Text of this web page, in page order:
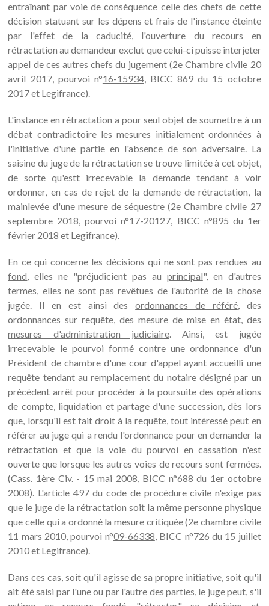
entraînant par voie de conséquence celle des chefs de cette
décision statuant sur les dépens et frais de l'instance éteinte
par l'effet de la caducité, l'ouverture du recours en
rétractation au demandeur exclut que celui-ci puisse interjeter
appel de ces autres chefs du jugement (2e Chambre civile 20
avril 2017, pourvoi n°16-15934, BICC 869 du 15 octobre
2017 et Legifrance).
L'instance en rétractation a pour seul objet de soumettre à un
débat contradictoire les mesures initialement ordonnées à
l'initiative d'une partie en l'absence de son adversaire. La
saisine du juge de la rétractation se trouve limitée à cet objet,
de sorte qu'estt irrecevable la demande tendant à voir
ordonner, en cas de rejet de la demande de rétractation, la
mainlevée d'une mesure de séquestre (2e Chambre civile 27
septembre 2018, pourvoi n°17-20127, BICC n°895 du 1er
février 2018 et Legifrance).
En ce qui concerne les décisions qui ne sont pas rendues au
fond, elles ne "préjudicient pas au principal", en d'autres
termes, elles ne sont pas revêtues de l'autorité de la chose
jugée. Il en est ainsi desordonnances de référé, des
ordonnances sur requête, desmesure de mise en état, des
mesures d'administration judiciaire. Ainsi, est jugée
irrecevable le pourvoi formé contre une ordonnance d'un
Président de chambre d'une cour d'appel ayant accueilli une
requête tendant au remplacement du notaire désigné par un
précédent arrêt pour procéder à la poursuite des opérations
de compte, liquidation et partage d'une succession, dès lors
que, lorsqu'il est fait droit à la requête, tout intéressé peut en
référer au juge qui a rendu l'ordonnance pour en demander la
rétractation et que la voie du pourvoi en cassation n'est
ouverte que lorsque les autres voies de recours sont fermées.
(Cass. 1ère Civ. - 15 mai 2008, BICC n°688 du 1er octobre
2008). L'article 497 du code de procédure civile n'exige pas
que le juge de la rétractation soit la même personne physique
que celle qui a ordonné la mesure critiquée (2e chambre civile
11 mars 2010, pourvoi n°09-66338, BICC n°726 du 15 juillet
2010 et Legifrance).
Dans ces cas, soit qu'il agisse de sa propre initiative, soit qu'il
ait été saisi par l'une ou par l'autre des parties, le juge peut, s'il